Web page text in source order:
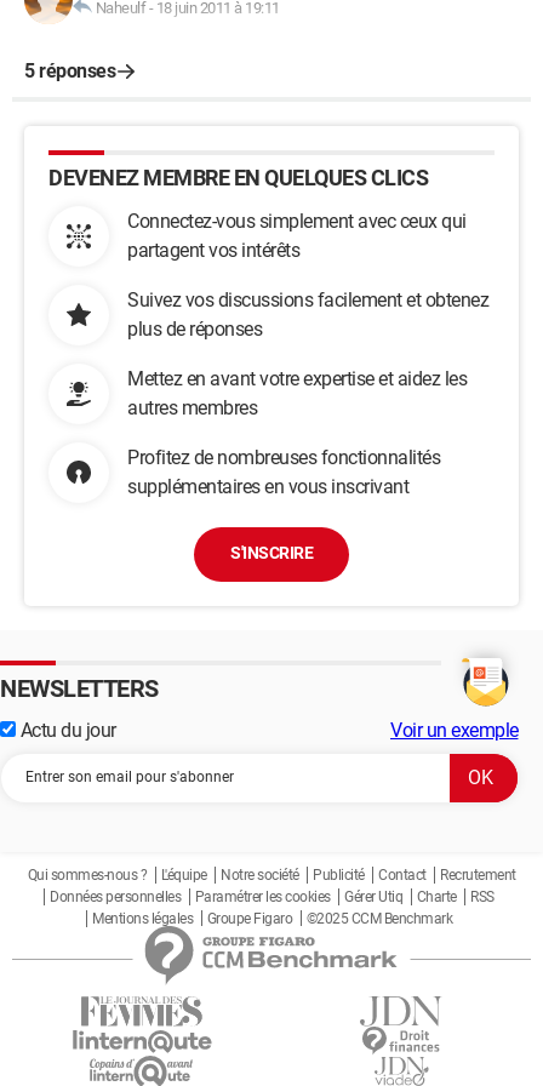
Naheulf- 18 juin 2011 à 19:11
5 réponses
DEVENEZ MEMBRE EN QUELQUES CLICS
Connectez-vous simplement avec ceux qui
partagent vos intérêts
Suivez vos discussions facilement et obtenez
plus de réponses
Mettez en avant votre expertise et aidez les
autres membres
Profitez de nombreuses fonctionnalités
supplémentaires en vous inscrivant
S'INSCRIRE
NEWSLETTERS
Actu du jour Voir un exemple
Qui sommes-nous ? L'équipe Notre société Publicité Contact
Recrutement
Données personnelles
Paramétrer les cookies Gérer Utiq Charte
RSS
Mentions légales
Groupe Figaro ©2025 CCM Benchmark